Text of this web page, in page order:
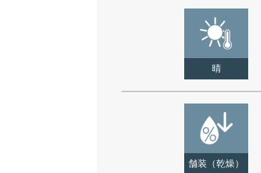
晴
舗装（乾燥）